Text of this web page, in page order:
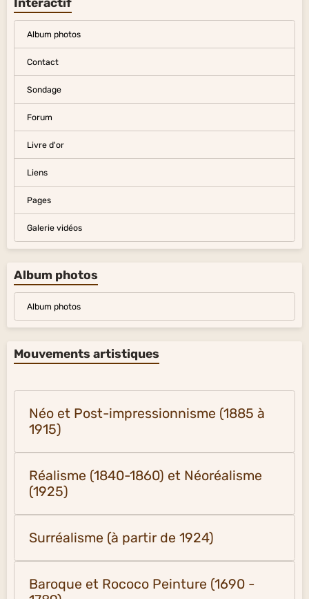
Interactif
Album photos
Contact
Sondage
Forum
Livre d'or
Liens
Pages
Galerie vidéos
Album photos
Album photos
Mouvements artistiques
Néo et Post-impressionnisme (1885 à
1915)
Réalisme (1840-1860) et Néoréalisme
(1925)
Surréalisme (à partir de 1924)
Baroque et Rococo Peinture (1690 -